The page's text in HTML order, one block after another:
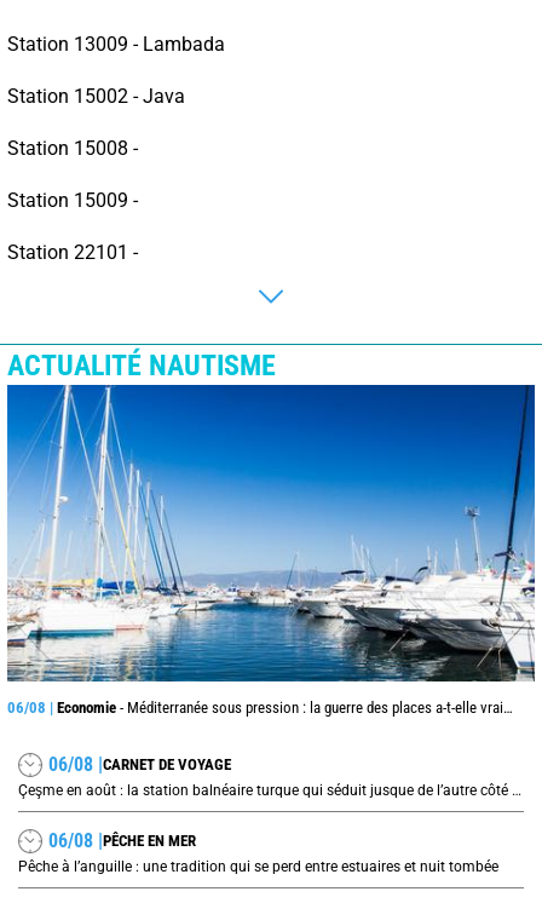
Station 13009 - Lambada
Station 15002 - Java
Station 15008 -
Station 15009 -
Station 22101 -
ACTUALITÉ NAUTISME
06/08 | Economie - Méditerranée sous pression : la guerre des places a-t-elle vraiment commencé ?
06/08 |CARNET DE VOYAGE
Çeşme en août : la station balnéaire turque qui séduit jusque de l’autre côté de la mer Égée
06/08 |PÊCHE EN MER
Pêche à l’anguille : une tradition qui se perd entre estuaires et nuit tombée